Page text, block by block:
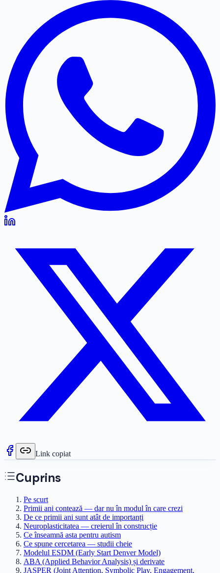
Link copiat
Cuprins
Pe scurt
Primii ani contează — dar nu în modul în care crezi
De ce primii ani sunt atât de importanți
Neuroplasticitatea — creierul în construcție
Ce înseamnă asta pentru autism
Ce spune cercetarea — studii cheie
Modelul ESDM (Early Start Denver Model)
ABA (Applied Behavior Analysis) și derivate
JASPER (Joint Attention, Symbolic Play, Engagement,